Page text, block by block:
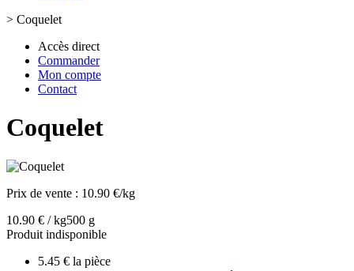
> Coquelet
Accès direct
Commander
Mon compte
Contact
Coquelet
Prix de vente : 10.90 €/kg
10.90 € / kg500 g
Produit indisponible
5.45 € la pièce